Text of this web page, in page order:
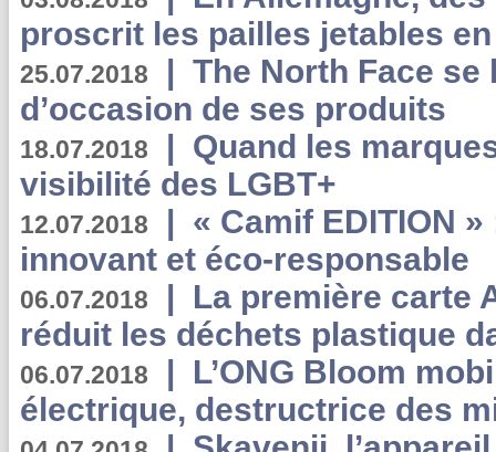
proscrit les pailles jetables
25.07.2018 | The North Face se
d’occasion de ses produits
18.07.2018 | Quand les
visibilité des LGBT+
12.07.2018 | « Camif EDITION
innovant et éco-responsable
06.07.2018 | La première carte
réduit les déchets plastique
06.07.2018 | L’ONG Bloom
électrique, destructrice des